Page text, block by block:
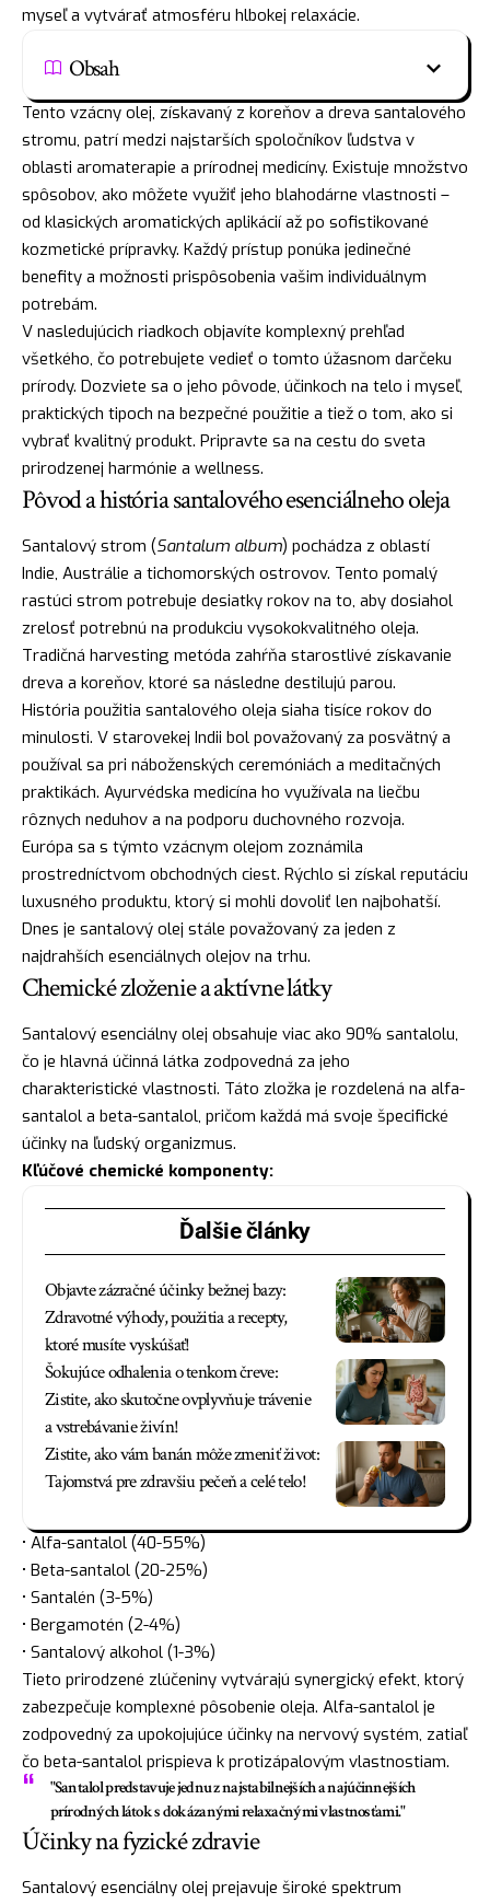
myseľ a vytvárať atmosféru hlbokej relaxácie.
Obsah
Tento vzácny olej, získavaný z koreňov a dreva santalového
stromu, patrí medzi najstarších spoločníkov ľudstva v
oblasti aromaterapie a prírodnej medicíny. Existuje množstvo
spôsobov, ako môžete využiť jeho blahodárne vlastnosti –
od klasických aromatických aplikácií až po sofistikované
kozmetické prípravky. Každý prístup ponúka jedinečné
benefity a možnosti prispôsobenia vašim individuálnym
potrebám.
V nasledujúcich riadkoch objavíte komplexný prehľad
všetkého, čo potrebujete vedieť o tomto úžasnom darčeku
prírody. Dozviete sa o jeho pôvode, účinkoch na telo i myseľ,
praktických tipoch na bezpečné použitie a tiež o tom, ako si
vybrať kvalitný produkt. Pripravte sa na cestu do sveta
prirodzenej harmónie a wellness.
Pôvod a história santalového esenciálneho oleja
Santalový strom (Santalum album) pochádza z oblastí
Indie, Austrálie a tichomorských ostrovov. Tento pomalý
rastúci strom potrebuje desiatky rokov na to, aby dosiahol
zrelosť potrebnú na produkciu vysokokvalitného oleja.
Tradičná harvesting metóda zahŕňa starostlivé získavanie
dreva a koreňov, ktoré sa následne destilujú parou.
História použitia santalového oleja siaha tisíce rokov do
minulosti. V starovekej Indii bol považovaný za posvätný a
používal sa pri náboženských ceremóniách a meditačných
praktikách. Ayurvédska medicína ho využívala na liečbu
rôznych neduhov a na podporu duchovného rozvoja.
Európa sa s týmto vzácnym olejom zoznámila
prostredníctvom obchodných ciest. Rýchlo si získal reputáciu
luxusného produktu, ktorý si mohli dovoliť len najbohatší.
Dnes je santalový olej stále považovaný za jeden z
najdrahších esenciálnych olejov na trhu.
Chemické zloženie a aktívne látky
Santalový esenciálny olej obsahuje viac ako 90% santalolu,
čo je hlavná účinná látka zodpovedná za jeho
charakteristické vlastnosti. Táto zložka je rozdelená na alfa-
santalol a beta-santalol, pričom každá má svoje špecifické
účinky na ľudský organizmus.
Kľúčové chemické komponenty:
Ďalšie články
Objavte zázračné účinky bežnej bazy:
Zdravotné výhody, použitia a recepty,
ktoré musíte vyskúšať!
Šokujúce odhalenia o tenkom čreve:
Zistite, ako skutočne ovplyvňuje trávenie
a vstrebávanie živín!
Zistite, ako vám banán môže zmeniť život:
Tajomstvá pre zdravšiu pečeň a celé telo!
• Alfa-santalol (40-55%)
• Beta-santalol (20-25%)
• Santalén (3-5%)
• Bergamotén (2-4%)
• Santalový alkohol (1-3%)
Tieto prirodzené zlúčeniny vytvárajú synergický efekt, ktorý
zabezpečuje komplexné pôsobenie oleja. Alfa-santalol je
zodpovedný za upokojujúce účinky na nervový systém, zatiaľ
čo beta-santalol prispieva k protizápalovým vlastnostiam.
"Santalol predstavuje jednu z najstabilnejších a najúčinnejších
prírodných látok s dokázanými relaxačnými vlastnosťami."
Účinky na fyzické zdravie
Santalový esenciálny olej prejavuje široké spektrum